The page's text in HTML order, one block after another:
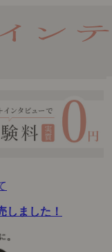
しました！